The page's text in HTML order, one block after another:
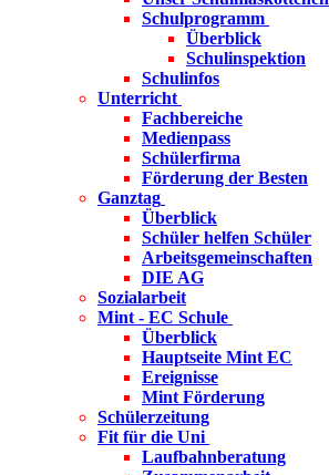
Schulprogramm
Überblick
Schulinspektion
Schulinfos
Unterricht
Fachbereiche
Medienpass
Schülerfirma
Förderung der Besten
Ganztag
Überblick
Schüler helfen Schüler
Arbeitsgemeinschaften
DIE AG
Sozialarbeit
Mint - EC Schule
Überblick
Hauptseite Mint EC
Ereignisse
Mint Förderung
Schülerzeitung
Fit für die Uni
Laufbahnberatung